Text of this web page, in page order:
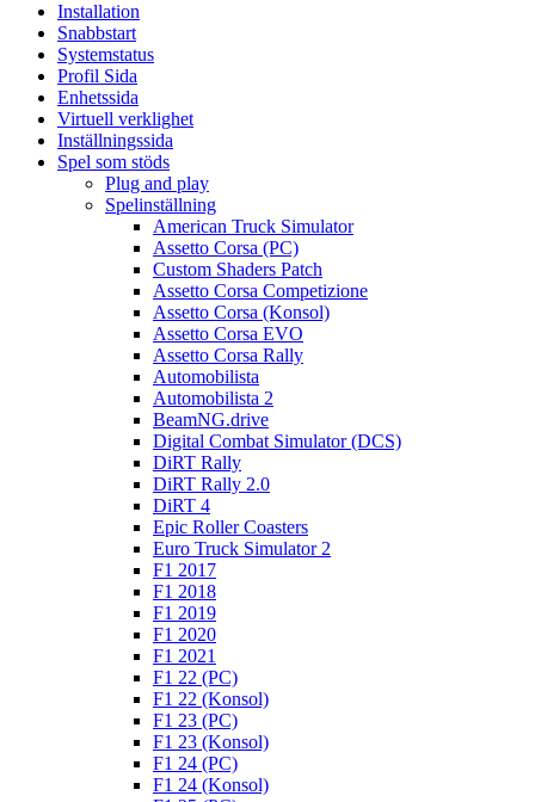
Installation
Snabbstart
Systemstatus
Profil Sida
Enhetssida
Virtuell verklighet
Inställningssida
Spel som stöds
Plug and play
Spelinställning
American Truck Simulator
Assetto Corsa (PC)
Custom Shaders Patch
Assetto Corsa Competizione
Assetto Corsa (Konsol)
Assetto Corsa EVO
Assetto Corsa Rally
Automobilista
Automobilista 2
BeamNG.drive
Digital Combat Simulator (DCS)
DiRT Rally
DiRT Rally 2.0
DiRT 4
Epic Roller Coasters
Euro Truck Simulator 2
F1 2017
F1 2018
F1 2019
F1 2020
F1 2021
F1 22 (PC)
F1 22 (Konsol)
F1 23 (PC)
F1 23 (Konsol)
F1 24 (PC)
F1 24 (Konsol)